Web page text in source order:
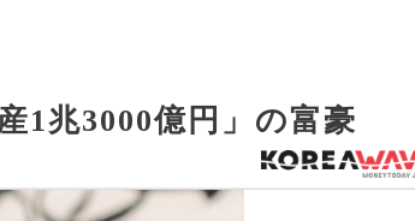
1兆3000億円」の富豪